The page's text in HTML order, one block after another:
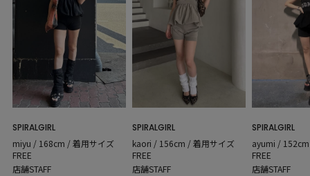
SPIRALGIRL
miyu / 168cm / 着用サイズ
FREE
店舗STAFF
SPIRALGIRL
kaori / 156cm / 着用サイズ
FREE
店舗STAFF
SPIRALGIRL
ayumi /
FREE
店舗STAFF